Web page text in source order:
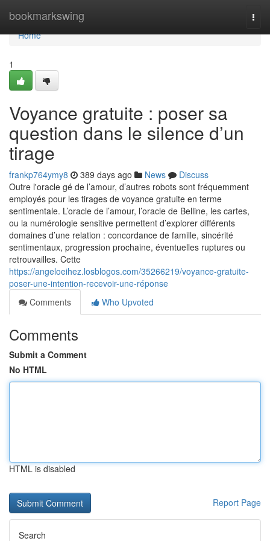
bookmarkswing
Home
Home
1
Voyance gratuite : poser sa
question dans le silence d’un
tirage
frankp764ymy8 389 days ago News
Discuss
Outre l'oracle gé de l’amour, d’autres robots sont fréquemment
employés pour les tirages de voyance gratuite en terme
sentimentale. L’oracle de l’amour, l’oracle de Belline, les cartes,
ou la numérologie sensitive permettent d’explorer différents
domaines d’une relation : concordance de famille, sincérité
sentimentaux, progression prochaine, éventuelles ruptures ou
retrouvailles. Cette
https://angeloeihez.losblogos.com/35266219/voyance-gratuite-
poser-une-intention-recevoir-une-réponse
Comments
Who Upvoted
Comments
Submit a Comment
No HTML
HTML is disabled
Report Page
Search